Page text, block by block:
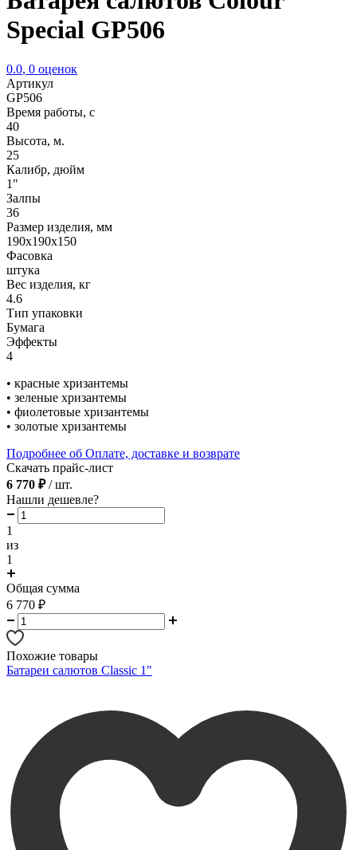
Special GP506
0.0, 0 оценок
Артикул
GP506
Время работы, с
40
Высота, м.
25
Калибр, дюйм
1"
Залпы
36
Размер изделия, мм
190х190х150
Фасовка
штука
Вес изделия, кг
4.6
Тип упаковки
Бумага
Эффекты
4
• красные хризантемы
• зеленые хризантемы
• фиолетовые хризантемы
• золотые хризантемы
Подробнее об Оплате, доставке и возврате
Скачать прайс-лист
6 770 ₽ / шт.
Нашли дешевле?
1
из
1
Общая сумма
6 770 ₽
Похожие товары
Батареи салютов Classic 1"